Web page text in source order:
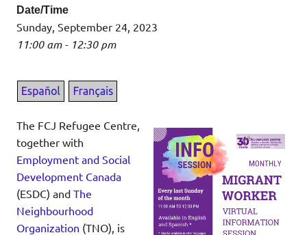
Date/Time
Sunday, September 24, 2023
11:00 am - 12:30 pm
The FCJ Refugee Centre,
together with
Employment and Social
Development Canada
(ESDC) and The
Neighbourhood
Organization (TNO), is